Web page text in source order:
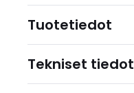
Tuotetiedot
Tekniset tiedot